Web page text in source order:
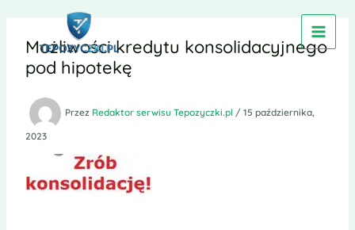
treściMożliwości kredytu konsolidacyjnego
pod hipotekę
Przez Redaktor serwisu Tepozyczki.pl / 15 października,
2023